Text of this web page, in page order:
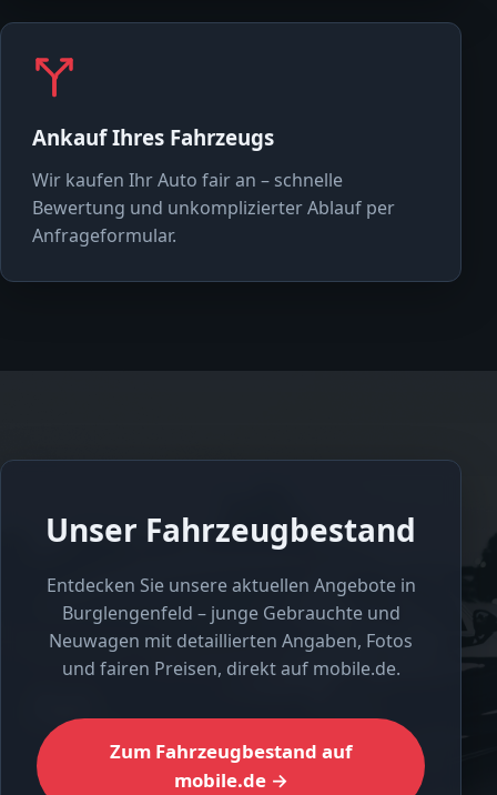
Ankauf Ihres Fahrzeugs
Wir kaufen Ihr Auto fair an – schnelle
Bewertung und unkomplizierter Ablauf per
Anfrageformular.
Unser Fahrzeugbestand
Entdecken Sie unsere aktuellen Angebote in
Burglengenfeld – junge Gebrauchte und
Neuwagen mit detaillierten Angaben, Fotos
und fairen Preisen, direkt auf mobile.de.
Zum Fahrzeugbestand auf
mobile.de →